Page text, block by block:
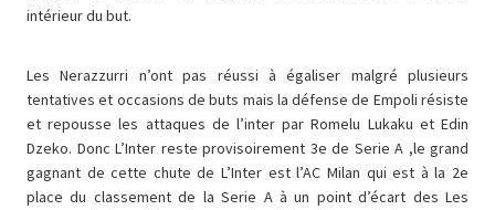
intérieur du but.
Les Nerazzurri n’ont pas réussi à égaliser malgré plusieurs
tentatives et occasions de buts mais la défense de Empoli résiste
et repousse les attaques de l’inter par Romelu Lukaku et Edin
Dzeko. Donc L’Inter reste provisoirement 3e de Serie A ,le grand
gagnant de cette chute de L’Inter est l’AC Milan qui est à la 2e
place du classement de la Serie A à un point d’écart des Les